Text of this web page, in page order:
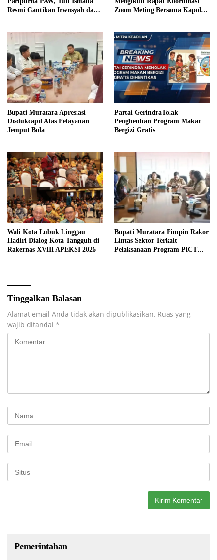
Resmi Gantikan Irwnsyah dari
Zoom Meting Bersama Kapolres
Bupati Muratara Apresiasi
Disdukcapil Atas Pelayanan
Jemput Bola
Partai GerindraTolak
Penghentian Program Makan
Bergizi Gratis
Wali Kota Lubuk Linggau
Hadiri Dialog Kota Tangguh di
Rakernas XVIII APEKSI 2026
Bupati Muratara Pimpin Rakor
Lintas Sektor Terkait
Pelaksanaan Program PICT
Tinggalkan Balasan
Alamat email Anda tidak akan dipublikasikan. Ruas yang
wajib ditandai *
Pemerintahan